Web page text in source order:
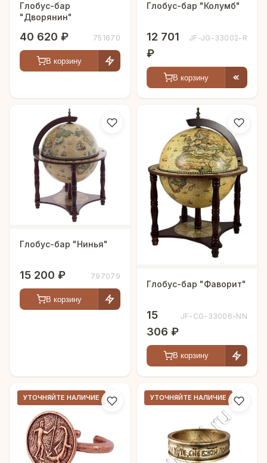
Глобус-бар
"Дворянин"
40 620 ₽ 751670
В корзину
Глобус-бар "Колумб"
12 701
₽
JF-JG-33002-R
В корзину
Глобус-бар "Нинья"
15 200 ₽ 797079
В корзину
Глобус-бар "Фаворит"
15
306 ₽
JF-CG-33006-NN
В корзину
УТОЧНЯЙТЕ НАЛИЧИЕ УТОЧНЯЙТЕ НАЛИЧИЕ